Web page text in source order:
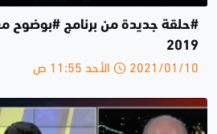
2019
2021/01/10 الأحد 11:55 ص